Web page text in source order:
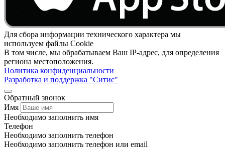
Для сбора информации технического характера мы
используем файлы Cookie
В том числе, мы обрабатываем Ваш IP-адрес, для определения
региона местоположения.
Политика конфиденциальности
Разработка и поддержка "Ситис"
Обратный звонок
Имя
Необходимо заполнить имя
Телефон
Необходимо заполнить телефон
Необходимо заполнить телефон или email